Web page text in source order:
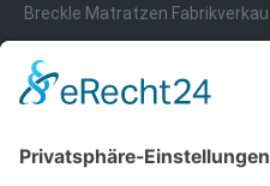
Breckle Matratzen